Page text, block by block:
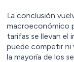
La conclusión
macroeconómico
tarifas se llevan el
puede competir ni
la mayoría de los